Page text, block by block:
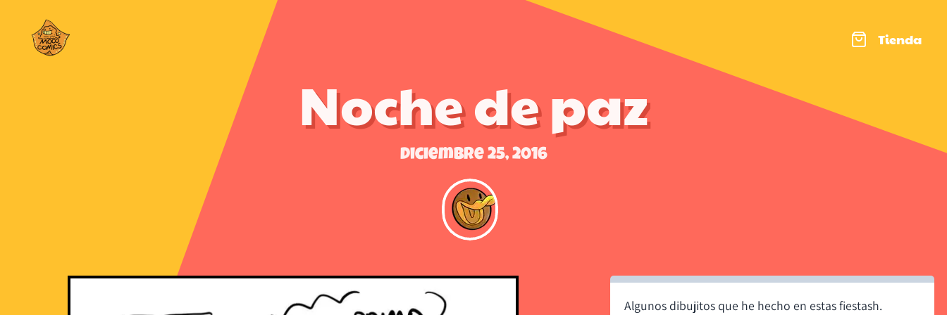
Tienda
Noche de paz
Diciembre 25, 2016
Algunos dibujitos que he hecho en estas fiestash.